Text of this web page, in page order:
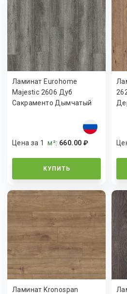
Ламинат Eurohome
Majestic 2606 Дуб
Сакраменто Дымчатый
Цена за 1м²: 660.00 ₽
КУПИТЬ
Ламинат Kronospan